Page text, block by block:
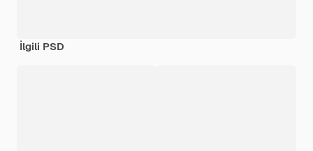
İlgili PSD